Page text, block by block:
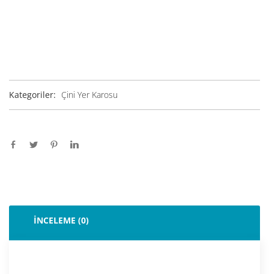
Kategoriler: Çini Yer Karosu
İNCELEME (0)